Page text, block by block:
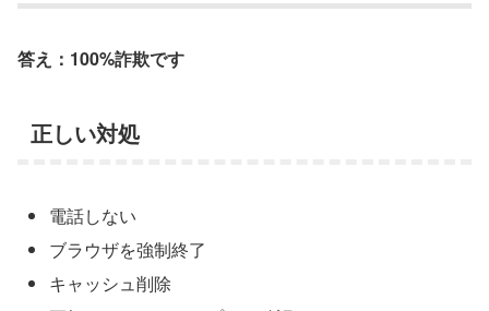
答え：100%詐欺です
正しい対処
電話しない
ブラウザを強制終了
キャッシュ削除